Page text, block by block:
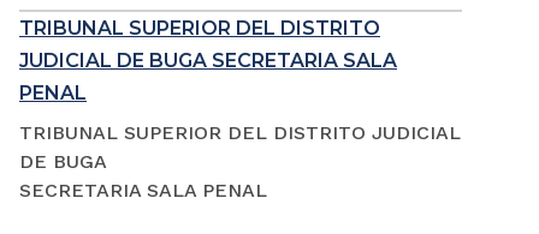
TRIBUNAL SUPERIOR DEL DISTRITO
JUDICIAL DE BUGA SECRETARIA SALA
PENAL
TRIBUNAL SUPERIOR DEL DISTRITO JUDICIAL
DE BUGA
SECRETARIA SALA PENAL